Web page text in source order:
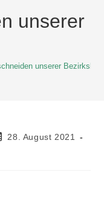
unserer
unserer
28. August 2021